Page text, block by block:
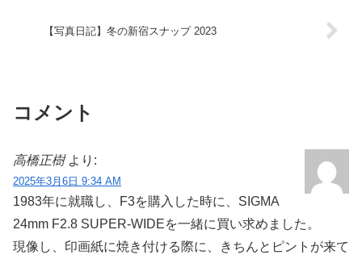
【写真日記】冬の新宿スナップ 2023
コメント
高橋正樹 より:
2025年3月6日 9:34 AM
1983年に就職し、F3を購入した時に、SIGMA
24mm F2.8 SUPER-WIDEを一緒に買い求めました。
現像し、印画紙に焼き付ける際に、きちんとピントが来て